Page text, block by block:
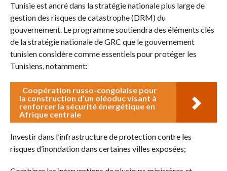
Tunisie est ancré dans la stratégie nationale plus large de
gestion des risques de catastrophe (DRM) du
gouvernement. Le programme soutiendra des éléments clés
de la stratégie nationale de GRC que le gouvernement
tunisien considère comme essentiels pour protéger les
Tunisiens, notamment:
Coopération russo-congolaise pour
la construction d’un oléoduc visant à
renforcer la sécurité énergétique en
Afrique centrale
Investir dans l’infrastructure de protection contre les
risques d’inondation dans certaines villes exposées;